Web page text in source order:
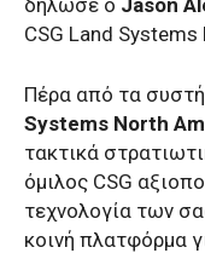
CSG Land
Πέρα από τα
Systems North
τακτικά
όμιλος CSG
τεχνολογία των
κοινή πλατφόρμα